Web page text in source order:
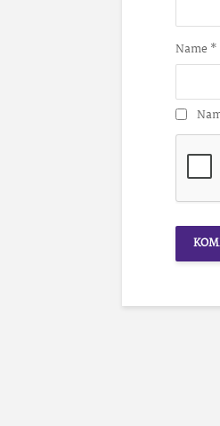
Name *